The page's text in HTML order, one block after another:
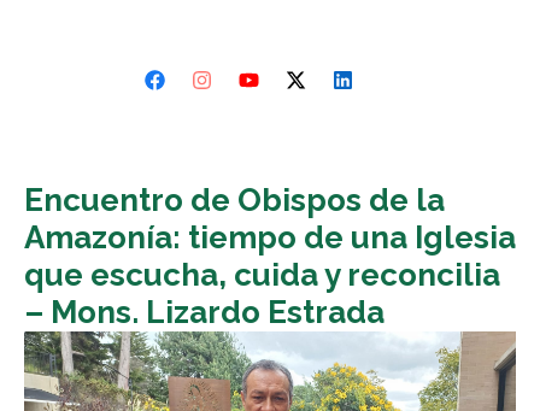
Encuentro de Obispos de la
Amazonía: tiempo de una Iglesia
que escucha, cuida y reconcilia
– Mons. Lizardo Estrada